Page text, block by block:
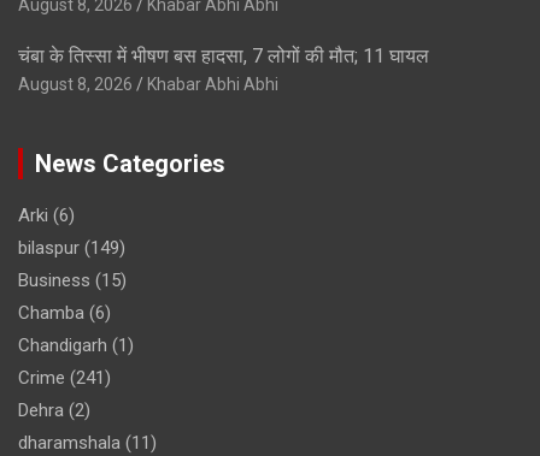
August 8, 2026 Khabar Abhi Abhi
चंबा के तिस्सा में भीषण बस हादसा, 7 लोगों की मौत; 11 घायल
August 8, 2026 Khabar Abhi Abhi
News Categories
Arki (6)
bilaspur (149)
Business (15)
Chamba (6)
Chandigarh (1)
Crime (241)
Dehra (2)
dharamshala (11)